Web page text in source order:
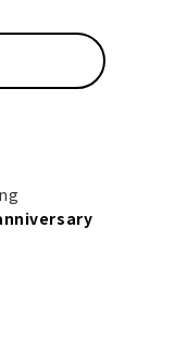
anniversary